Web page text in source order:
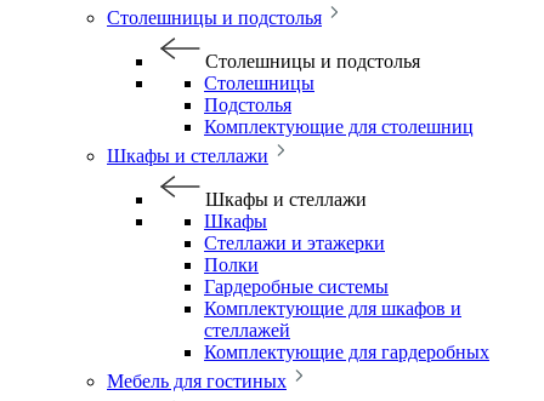
Столешницы и подстолья
Столешницы и подстолья
Столешницы
Подстолья
Комплектующие для столешниц
Шкафы и стеллажи
Шкафы и стеллажи
Шкафы
Стеллажи и этажерки
Полки
Гардеробные системы
Комплектующие для шкафов и
стеллажей
Комплектующие для гардеробных
Мебель для гостиных